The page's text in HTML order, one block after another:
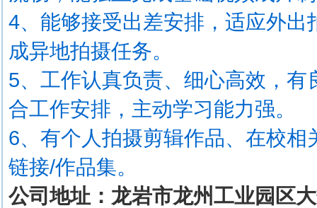
4、能够接受出差安排，适应外
成异地拍摄任务。
5、工作认真负责、细心高效，
合工作安排，主动学习能力强。
6、有个人拍摄剪辑作品、在校
链接/作品集。
公司地址：龙岩市龙州工业园区